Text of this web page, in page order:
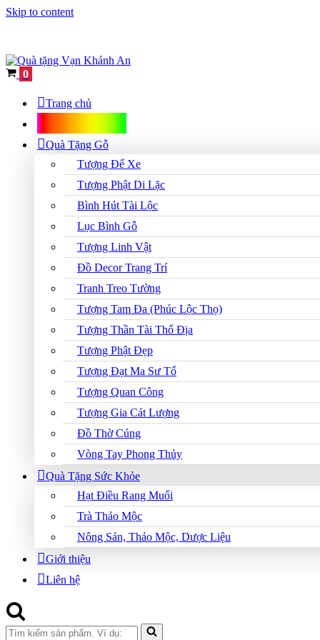
Skip to content
Cart
0
Trang chủ
Quà Tặng Gỗ
Tượng Để Xe
Tượng Phật Di Lặc
Bình Hút Tài Lộc
Lục Bình Gỗ
Tượng Linh Vật
Đồ Decor Trang Trí
Tranh Treo Tường
Tượng Tam Đa (Phúc Lộc Thọ)
Tượng Thần Tài Thổ Địa
Tượng Phật Đẹp
Tượng Đạt Ma Sư Tổ
Tượng Quan Công
Tượng Gia Cát Lượng
Đồ Thờ Cúng
Vòng Tay Phong Thủy
Quà Tặng Sức Khỏe
Hạt Điều Rang Muối
Trà Thảo Mộc
Nông Sản, Thảo Mộc, Dược Liệu
Giới thiệu
Liên hệ
Search